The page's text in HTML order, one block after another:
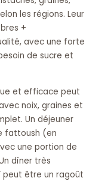
les régions. Leur
+
avec une forte
de sucre et
et efficace peut
noix, graines et
Un déjeuner
fattoush (en
une portion de
dîner très
peut être un ragoût